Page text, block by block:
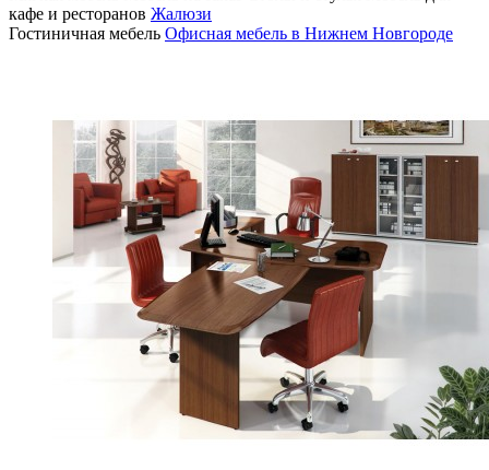
кафе и ресторанов Жалюзи
Гостиничная мебель Офисная мебель в Нижнем Новгороде